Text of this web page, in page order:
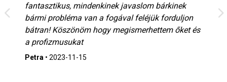
fantasztikus, mindenkinek javaslom bárkinek
bármi probléma van a fogával feléjük forduljon
bátran! Köszönöm hogy megismerhettem őket és
a profizmusukat
Petra• 2023-11-15